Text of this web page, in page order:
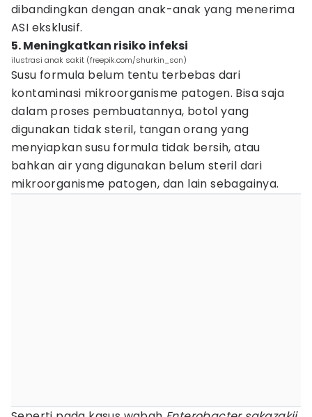
dibandingkan dengan anak-anak yang menerima
ASI eksklusif.
5. Meningkatkan risiko infeksi
ilustrasi anak sakit (freepik.com/shurkin_son)
Susu formula belum tentu terbebas dari
kontaminasi mikroorganisme patogen. Bisa saja
dalam proses pembuatannya, botol yang
digunakan tidak steril, tangan orang yang
menyiapkan susu formula tidak bersih, atau
bahkan air yang digunakan belum steril dari
mikroorganisme patogen, dan lain sebagainya.